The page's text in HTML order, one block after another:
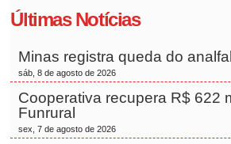
Últimas Notícias
Minas registra queda do
sáb, 8 de agosto de 2026
Cooperativa recupera R$ 622
Funrural
sex, 7 de agosto de 2026